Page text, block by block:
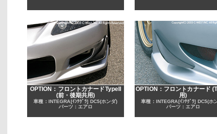
OPTION：フロントカナードTypeII
(前・後期共用)
車種：INTEGRA[ｲﾝﾃｸﾞﾗ] DC5(ホンダ)
パーツ：エアロ
OPTION：フロントカナード
用)
車種：INTEGRA[ｲﾝﾃｸﾞﾗ] DC5(ホ
パーツ：エアロ